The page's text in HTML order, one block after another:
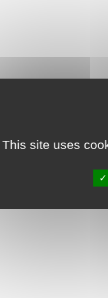
This site uses